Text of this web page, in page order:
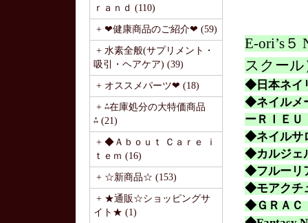
ｒａｎｄ (110)
+ ❤健康商品のご紹介❤ (59)
+ 水素全般(サプリメント・
吸引・ヘアケア) (39)
+ オススメパーツ❤ (18)
+ ⁂在庫処分の大特価商品
⁂ (21)
+ ◆Ａｂｏｕｔ Ｃａｒｅ ｉ
ｔｅｍ (16)
+ ☆新商品☆ (153)
+ ★通販☆ショッピングサ
イト★ (1)
E-ori’s
スクー
◆日本ネイ
◆ネイルメ
ーＲＩＥＵ
◆ネイルサ
◆カルジェ
◆フルーリ
◆モアクチ
◆ＧＲＡＣ